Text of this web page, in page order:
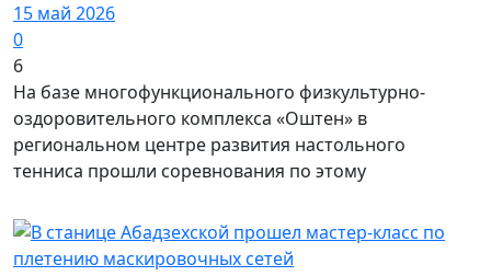
15 май 2026
0
6
На базе многофункционального физкультурно-
оздоровительного комплекса «Оштен» в
региональном центре развития настольного
тенниса прошли соревнования по этому